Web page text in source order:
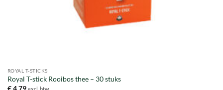
ROYAL T-STICKS
Royal T-stick Rooibos thee – 30 stuks
€4,79 excl. btw